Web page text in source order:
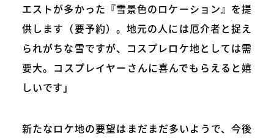
エストが多かった『雪景色のロケーション』を提
供します（要予約）。地元の人には厄介者と捉え
られがちな雪ですが、コスプレロケ地としては需
要大。コスプレイヤーさんに喜んでもらえると嬉
しいです」
新たなロケ地の要望はまだまだ多いようで、今後